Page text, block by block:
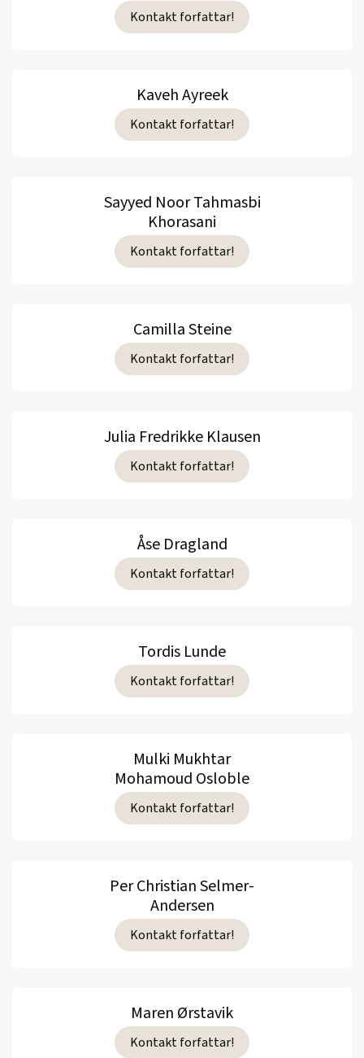
Kontakt forfattar!
Kaveh Ayreek
Kontakt forfattar!
Sayyed Noor Tahmasbi
Khorasani
Kontakt forfattar!
Camilla Steine
Kontakt forfattar!
Julia Fredrikke Klausen
Kontakt forfattar!
Åse Dragland
Kontakt forfattar!
Tordis Lunde
Kontakt forfattar!
Mulki Mukhtar
Mohamoud Osloble
Kontakt forfattar!
Per Christian Selmer-
Andersen
Kontakt forfattar!
Maren Ørstavik
Kontakt forfattar!